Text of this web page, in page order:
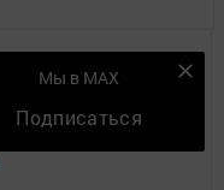
Мы в MAX
Подписаться